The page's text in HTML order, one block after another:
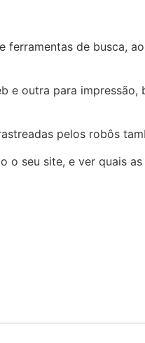
de busca,
outra para
pelos robôs
seu site, e ver quais